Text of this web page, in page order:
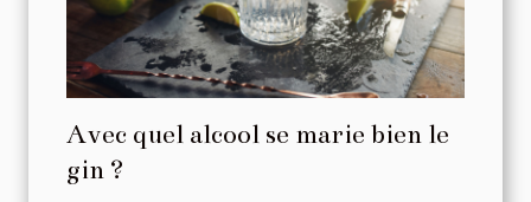
Avec quel alcool se marie bien le
gin ?